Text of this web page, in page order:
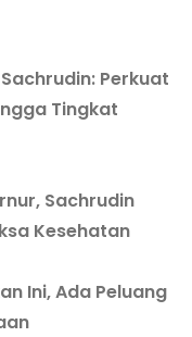
Perkuat
Tingkat
Sachrudin
Kesehatan
Ini, Ada Peluang